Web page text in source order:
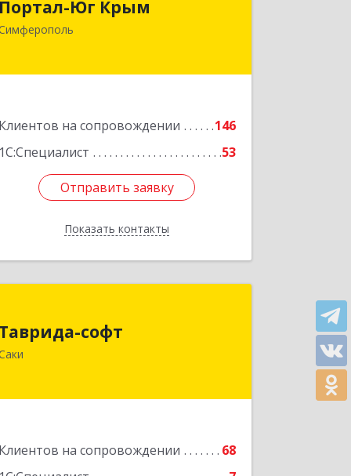
Портал-Юг Крым
Клиентов на сопровождении
146
1С:Специалист
53
Отправить заявку
Показать контакты
295015, Крым Респ, Симферополь г,
Подробнее
Отправить заявку
Назад
Таврида-софт
Клиентов на сопровождении
68
296574, Крым Респ, м.р-н Сакский с.п.
Новофедоровское, Новофедоровка